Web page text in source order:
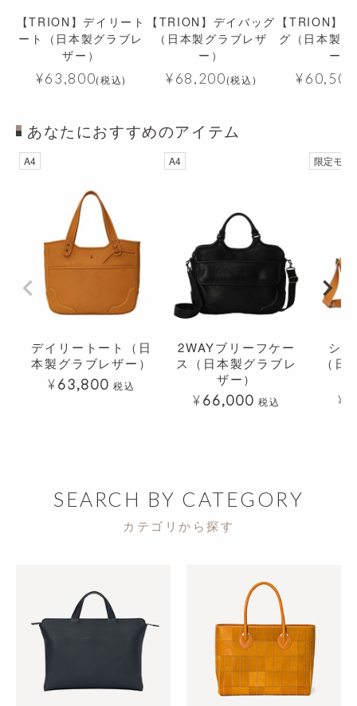
【TRION】デイリート
ート（日本製グラブレ
ザー）
¥63,800(税込)
【TRION】デイバッグ
（日本製グラブレザ
ー）
¥68,200(税込)
【TRION】
グ（日本製
ー）
¥60,500
あなたにおすすめのアイテム
A4
デイリートート（日
本製グラブレザー）
¥63,800 税込
A4
2WAYブリーフケー
ス（日本製グラブレ
ザー）
¥66,000 税込
限定モデ
シ
（日
¥
SEARCH BY CATEGORY
カテゴリから探す